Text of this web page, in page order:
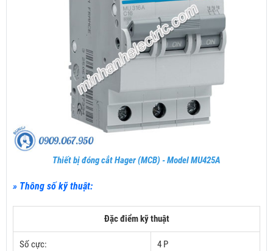
Thiết bị đóng cắt Hager (MCB) - Model MU425A
» Thông số kỹ thuật:
Đặc điểm kỹ thuật
Số cực: 4 P